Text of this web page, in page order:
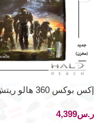
إكس بوكس 360 هالو ريتش
ر.س